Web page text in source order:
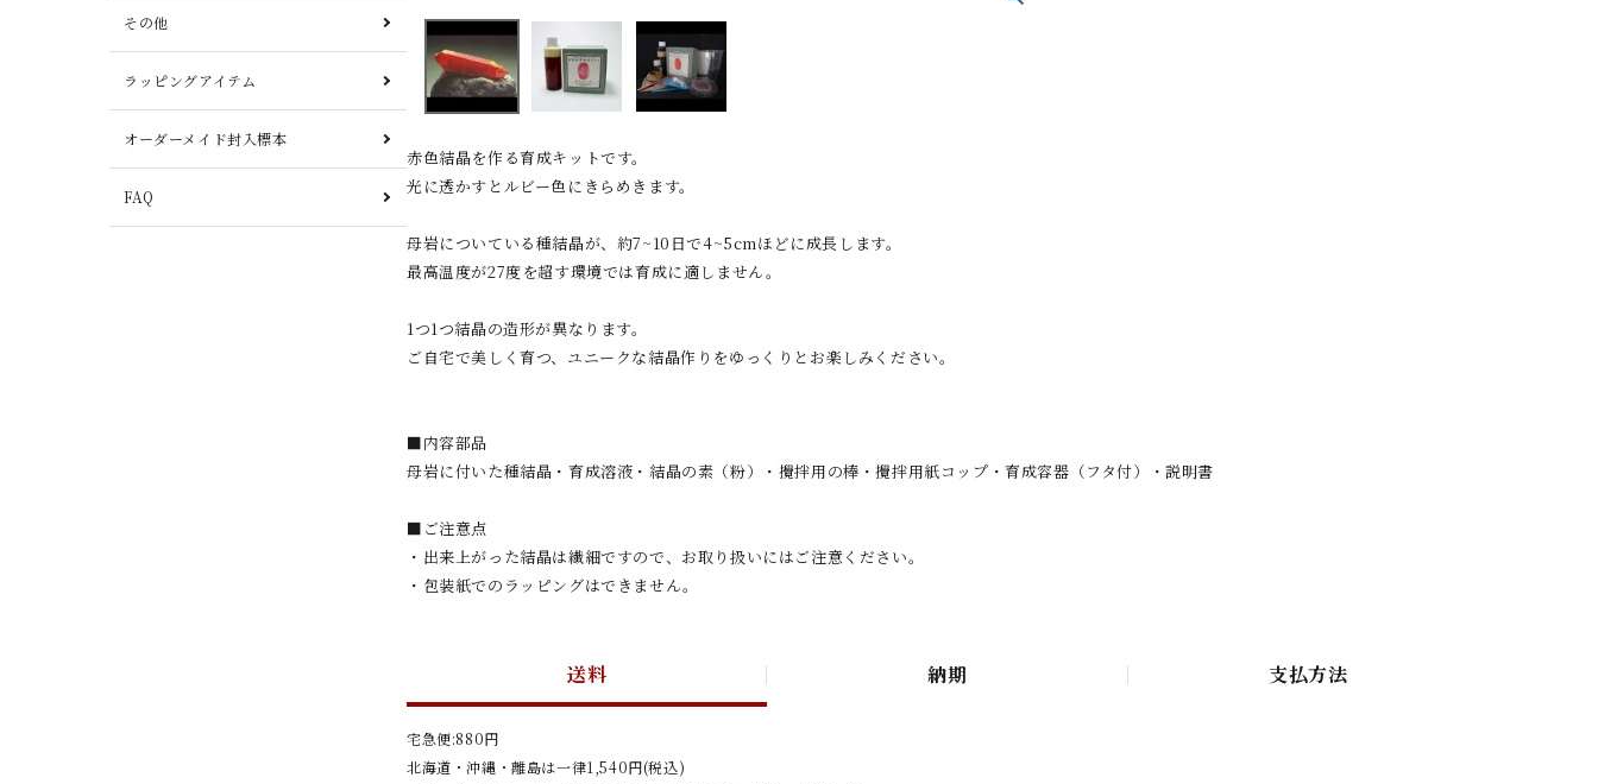
その他
ラッピングアイテム
オーダーメイド封入標本
FAQ
赤色結晶を作る育成キットです。
光に透かすとルビー色にきらめきます。
母岩についている種結晶が、約7~10日で4~5cmほどに成長します。
最高温度が27度を超す環境では育成に適しません。
1つ1つ結晶の造形が異なります。
ご自宅で美しく育つ、ユニークな結晶作りをゆっくりとお楽しみください。
■内容部品
母岩に付いた種結晶・育成溶液・結晶の素（粉）・攪拌用の棒・攪拌用紙コップ・育成容器（フタ付）・説明書
■ご注意点
・出来上がった結晶は繊細ですので、お取り扱いにはご注意ください。
・包装紙でのラッピングはできません。
送料 納期 支払方法
宅急便:880円
北海道・沖縄・離島は一律1,540円(税込)